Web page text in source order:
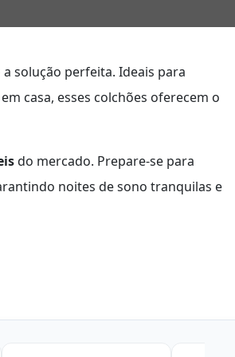
a solução perfeita. Ideais para
casa, esses colchões oferecem o
do mercado. Prepare-se para
noites de sono tranquilas e